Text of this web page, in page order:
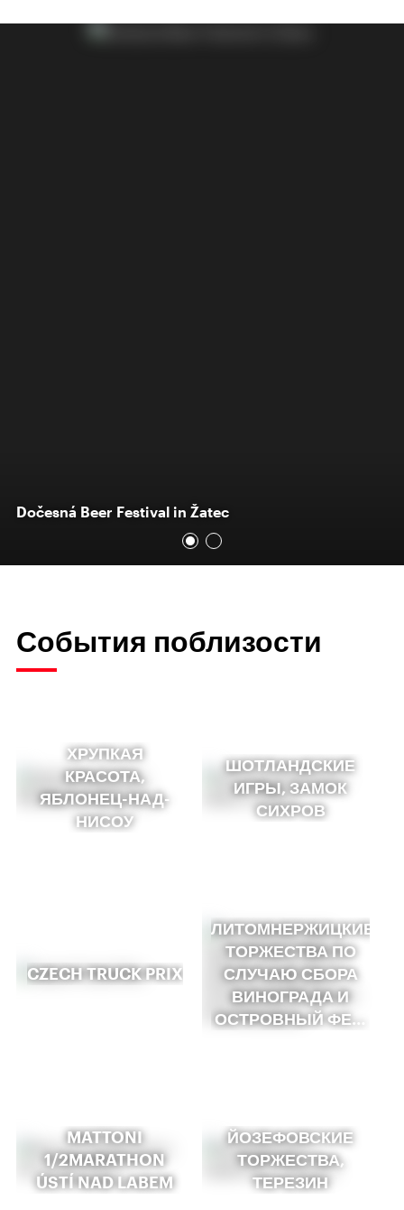
Dočesná Beer Festival in Žatec
События поблизости
ХРУПКАЯ
КРАСОТА,
ЯБЛОНЕЦ-НАД-
НИСОУ
ШОТЛАНДСКИЕ
ИГРЫ, ЗАМОК
СИХРОВ
CZECH TRUCK PRIX
ЛИТОМНЕРЖИЦКИЕ
ТОРЖЕСТВА ПО
СЛУЧАЮ СБОРА
ВИНОГРАДА И
ОСТРОВНЫЙ ФЕ…
MATTONI
1/2MARATHON
ÚSTÍ NAD LABEM
ЙОЗЕФОВСКИЕ
ТОРЖЕСТВА,
ТЕРЕЗИН